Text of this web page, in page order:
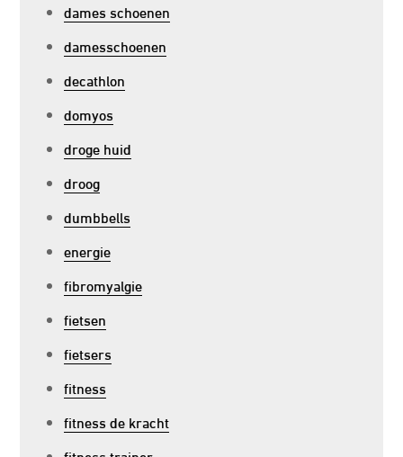
dames schoenen
damesschoenen
decathlon
domyos
droge huid
droog
dumbbells
energie
fibromyalgie
fietsen
fietsers
fitness
fitness de kracht